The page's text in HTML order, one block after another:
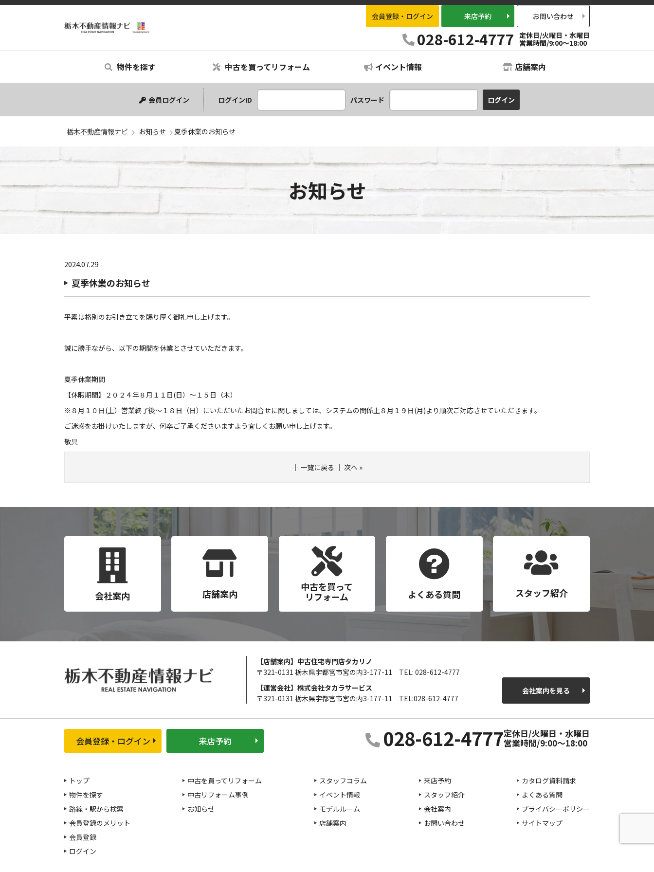
会員登録・ログイン 来店予約 お問い合わせ
028-612-4777 定休日/火曜日・水曜日
営業時間/9:00～18:00
物件を探す
中古一戸建て
中古マンション
土地
新築一戸建て
中古を買ってリフォーム イベント情報 店舗案内
会員ログイン ログインID パスワード
栃木不動産情報ナビ お知らせ 夏季休業のお知らせ
お知らせ
2024.07.29
夏季休業のお知らせ
平素は格別のお引き立てを賜り厚く御礼申し上げます。
誠に勝手ながら、以下の期間を休業とさせていただきます。
夏季休業期間
【休暇期間】２０２４年８月１１日(日）～１５日（木）
※８月１０日(土）営業終了後～１８日（日）にいただいたお問合せに関しましては、システムの関係上８月１９日(月)より順次ご対応させていただきます。
ご迷惑をお掛けいたしますが、何卒ご了承くださいますよう宜しくお願い申し上げます。
敬具
｜ 一覧に戻る ｜ 次へ »
会社案内 店舗案内
中古を買って
リフォーム
よくある質問 スタッフ紹介
【店舗案内】中古住宅専門店タカリノ
〒321-0131 栃木県宇都宮市宮の内3-177-11 TEL: 028-612-4777
【運営会社】株式会社タカラサービス
〒321-0131 栃木県宇都宮市宮の内3-177-11 TEL:028-612-4777
会社案内を見る
会員登録・ログイン 来店予約 028-612-4777定休日/火曜日・水曜日
営業時間/9:00～18:00
トップ
物件を探す
路線・駅から検索
会員登録のメリット
会員登録
ログイン
中古を買ってリフォーム
中古リフォーム事例
お知らせ
スタッフコラム
イベント情報
モデルルーム
店舗案内
来店予約
スタッフ紹介
会社案内
お問い合わせ
カタログ資料請求
よくある質問
プライバシーポリシー
サイトマップ